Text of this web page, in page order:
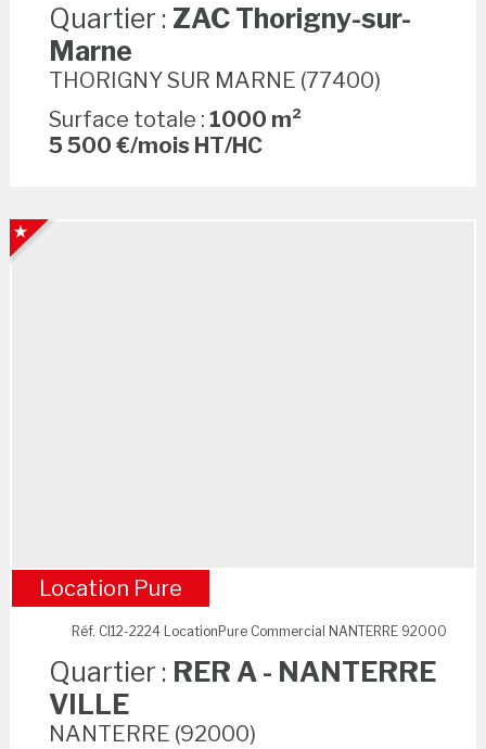
Quartier : ZAC Thorigny-sur-
Marne
THORIGNY SUR MARNE (77400)
Surface totale : 1000 m²
5 500 €/mois HT/HC
RER A - NANTERRE VILLE
Location Pure
Réf. CI12-2224 LocationPure Commercial NANTERRE 92000
Quartier : RER A - NANTERRE
VILLE
NANTERRE (92000)